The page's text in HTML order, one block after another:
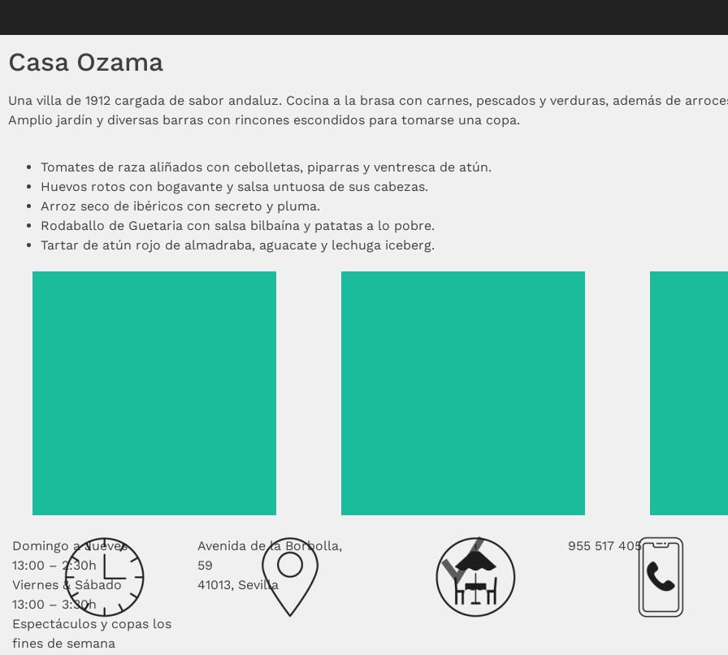
Casa Ozama
Una villa de 1912 cargada de sabor andaluz. Cocina a la brasa con carnes, pescados y verduras, además de
Amplio jardín y diversas barras con rincones escondidos para tomarse una copa.
Tomates de raza aliñados con cebolletas, piparras y ventresca de atún.
Huevos rotos con bogavante y salsa untuosa de sus cabezas.
Arroz seco de ibéricos con secreto y pluma.
Rodaballo de Guetaria con salsa bilbaína y patatas a lo pobre.
Tartar de atún rojo de almadraba, aguacate y lechuga iceberg.
Domingo a Jueves
13:00 – 2:30h
Viernes & Sábado
13:00 – 3:30h
Espectáculos y copas los
fines de semana
Avenida de la Borbolla,
59
41013, Sevilla
955 517 405